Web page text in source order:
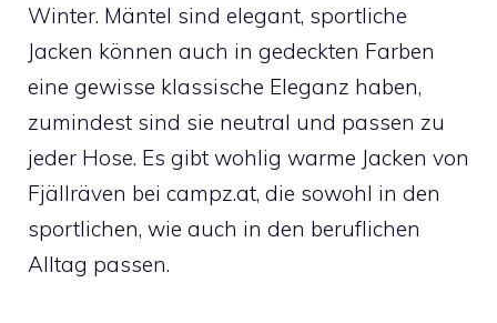
Winter. Mäntel sind elegant, sportliche
Jacken können auch in gedeckten Farben
eine gewisse klassische Eleganz haben,
zumindest sind sie neutral und passen zu
jeder Hose. Es gibt wohlig warme Jacken von
Fjällräven bei campz.at, die sowohl in den
sportlichen, wie auch in den beruflichen
Alltag passen.